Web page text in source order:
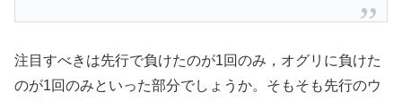
注目すべきは先行で負けたのが1回のみ，オグリに負けた
のが1回のみといった部分でしょうか。そもそも先行のウ